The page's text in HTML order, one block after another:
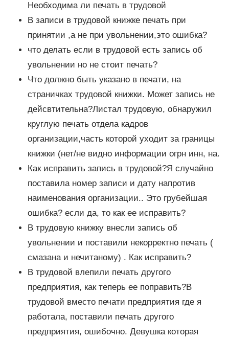
Необходима ли печать в трудовой
В записи в трудовой книжке печать при
принятии ,а не при увольнении,это ошибка?
что делать если в трудовой есть запись об
увольнении но не стоит печать?
Что должно быть указано в печати, на
страничках трудовой книжки. Может запись не
дейсвтительна?Листал трудовую, обнаружил
круглую печать отдела кадров
организации,часть которой уходит за границы
книжки (нет/не видно информации огрн инн, на.
Как исправить запись в трудовой?Я случайно
поставила номер записи и дату напротив
наименования организации.. Это грубейшая
ошибка? если да, то как ее исправить?
В трудовую книжку внесли запись об
увольнении и поставили некорректно печать (
смазана и нечитаному) . Как исправить?
В трудовой влепили печать другого
предприятия, как теперь ее поправить?В
трудовой вместо печати предприятия где я
работала, поставили печать другого
предприятия, ошибочно. Девушка которая